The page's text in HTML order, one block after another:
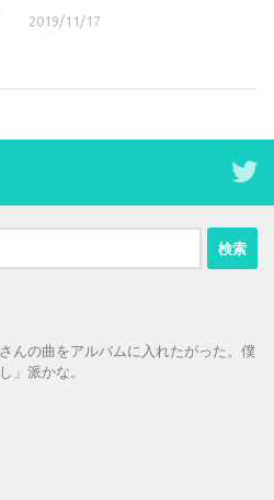
2019/11/17
んの曲をアルバムに入れたがった。僕
」派かな。